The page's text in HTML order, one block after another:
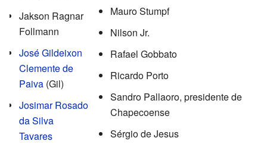
Jakson Ragnar
Follmann
José Gildeixon
Clemente de
Paiva (Gil)
Josimar Rosado
da Silva
Tavares
Mauro Stumpf
Nilson Jr.
Rafael Gobbato
Ricardo Porto
Sandro Pallaoro, presidente de
Chapecoense
Sérgio de Jesus